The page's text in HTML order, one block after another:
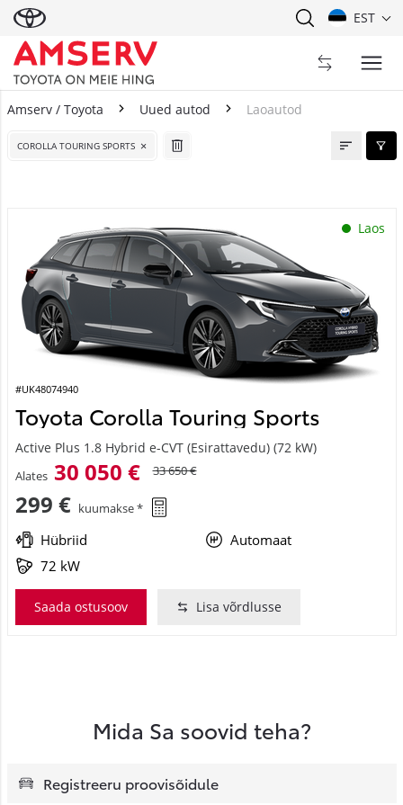
EST
Amserv / Toyota Uued autod Laoautod
Laoautod
COROLLA TOURING SPORTS
Laos
#UK48074940
Toyota Corolla Touring Sports
Active Plus 1.8 Hybrid e-CVT (Esirattavedu) (72 kW)
Alates 30 050 € 33 650 €
299 € kuumakse *
Hübriid
Automaat
72 kW
Saada ostusoov Lisa võrdlusse
Mida Sa soovid teha?
Registreeru proovisõidule